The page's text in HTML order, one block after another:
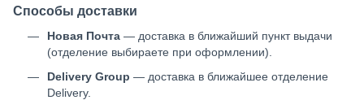
Способы доставки
Новая Почта — доставка в ближайший пункт выдачи
(отделение выбираете при оформлении).
Delivery Group — доставка в ближайшее отделение
Delivery.